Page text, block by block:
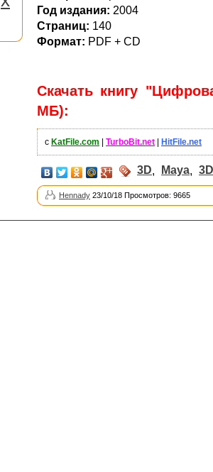
Год издания: 2004
Страниц: 140
Формат: PDF + CD
Скачать книгу
МБ):
с KatFile.com | TurboBit.net | HitFile.net
3D, Maya,
Hennady 23/10/18 Просмотров: 9665